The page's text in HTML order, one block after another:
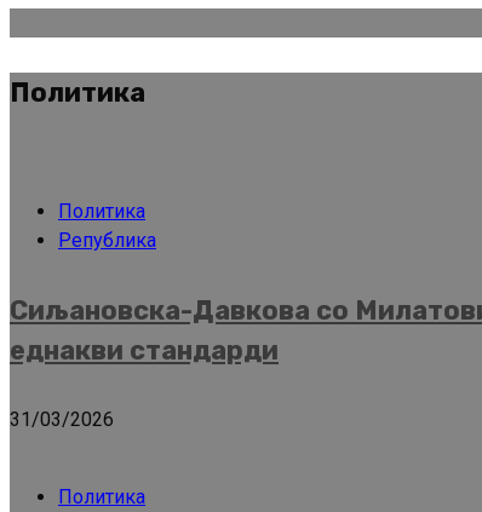
Политика
Политика
Република
Сиљановска-Давкова со
еднакви стандарди
31/03/2026
Политика